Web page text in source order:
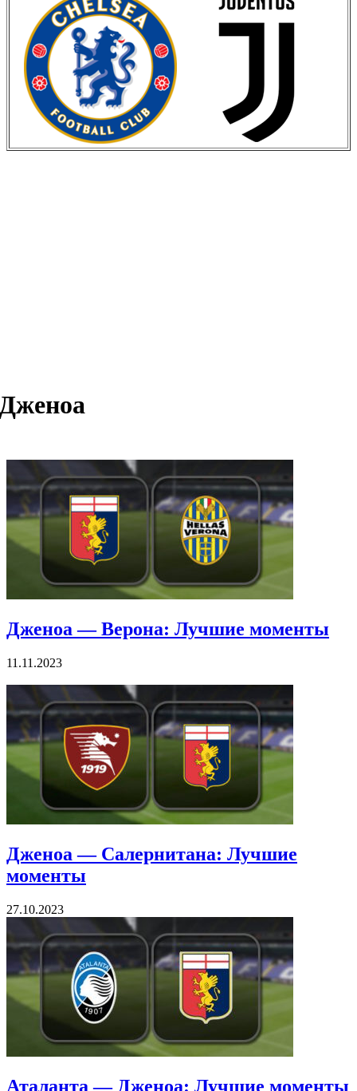
Дженоа — Верона: Лучшие моменты
11.11.2023
Дженоа — Салернитана: Лучшие
моменты
27.10.2023
Аталанта — Дженоа: Лучшие моменты